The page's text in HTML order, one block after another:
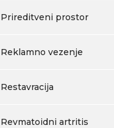
Prireditveni prostor
Reklamno vezenje
Restavracija
Revmatoidni artritis